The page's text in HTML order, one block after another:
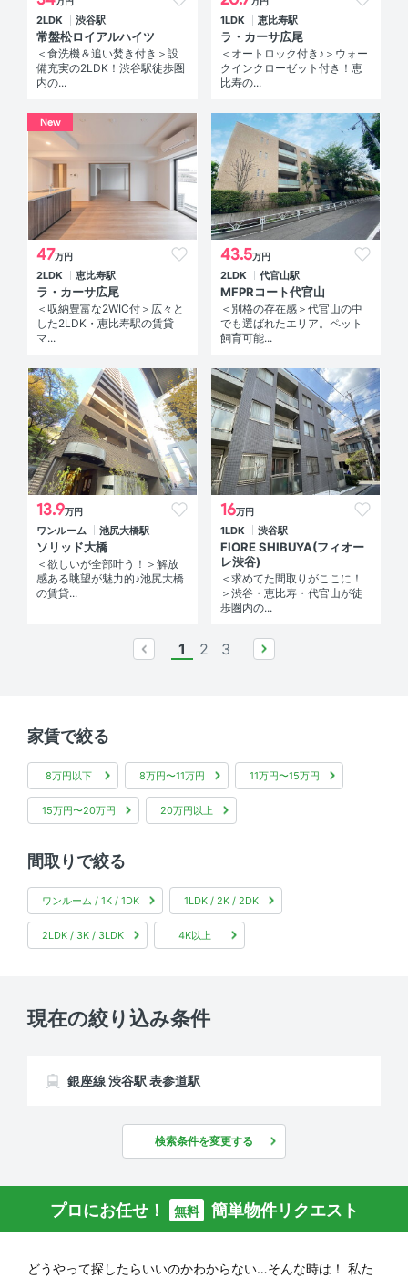
2LDK 渋谷駅
常盤松ロイアルハイツ
＜食洗機＆追い焚き付き＞設
備充実の2LDK！渋谷駅徒歩圏
内の...
1LDK 恵比寿駅
ラ・カーサ広尾
＜オートロック付き♪＞ウォー
クインクローゼット付き！恵
比寿の...
New
47万円
2LDK 恵比寿駅
ラ・カーサ広尾
＜収納豊富な2WIC付＞広々と
した2LDK・恵比寿駅の賃貸
マ...
43.5万円
2LDK 代官山駅
MFPRコート代官山
＜別格の存在感＞代官山の中
でも選ばれたエリア。ペット
飼育可能...
13.9万円
ワンルーム 池尻大橋駅
ソリッド大橋
＜欲しいが全部叶う！＞解放
感ある眺望が魅力的♪池尻大橋
の賃貸...
16万円
1LDK 渋谷駅
FIORE SHIBUYA(フィオー
レ渋谷)
＜求めてた間取りがここに！
＞渋谷・恵比寿・代官山が徒
歩圏内の...
prev
1 2 3
家賃で絞る
8万円以下 8万円〜11万円 11万円〜15万円
15万円〜20万円 20万円以上
間取りで絞る
ワンルーム / 1K / 1DK 1LDK / 2K / 2DK
2LDK / 3K / 3LDK 4K以上
現在の絞り込み条件
銀座線 渋谷駅 表参道駅
検索条件を変更する
プロにお任せ！ 無料 簡単物件リクエスト
どうやって探したらいいのかわからない…そんな時は！ 私た